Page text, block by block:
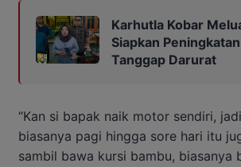
Karhutla Kobar
Siapkan
Tanggap Darurat
“Kan si bapak naik motor sendiri,
biasanya pagi hingga sore hari itu
sambil bawa kursi bambu, biasanya